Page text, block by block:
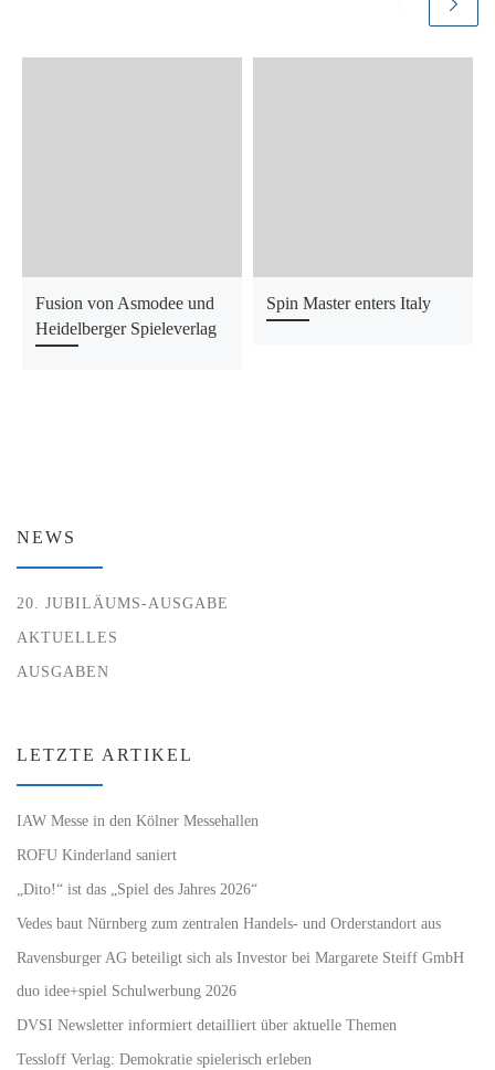
Fusion von Asmodee und
Heidelberger Spieleverlag
Spin Master enters Italy
NEWS
20. JUBILÄUMS-AUSGABE
AKTUELLES
AUSGABEN
LETZTE ARTIKEL
IAW Messe in den Kölner Messehallen
ROFU Kinderland saniert
„Dito!“ ist das „Spiel des Jahres 2026“
Vedes baut Nürnberg zum zentralen Handels- und Orderstandort aus
Ravensburger AG beteiligt sich als Investor bei Margarete Steiff GmbH
duo idee+spiel Schulwerbung 2026
DVSI Newsletter informiert detailliert über aktuelle Themen
Tessloff Verlag: Demokratie spielerisch erleben